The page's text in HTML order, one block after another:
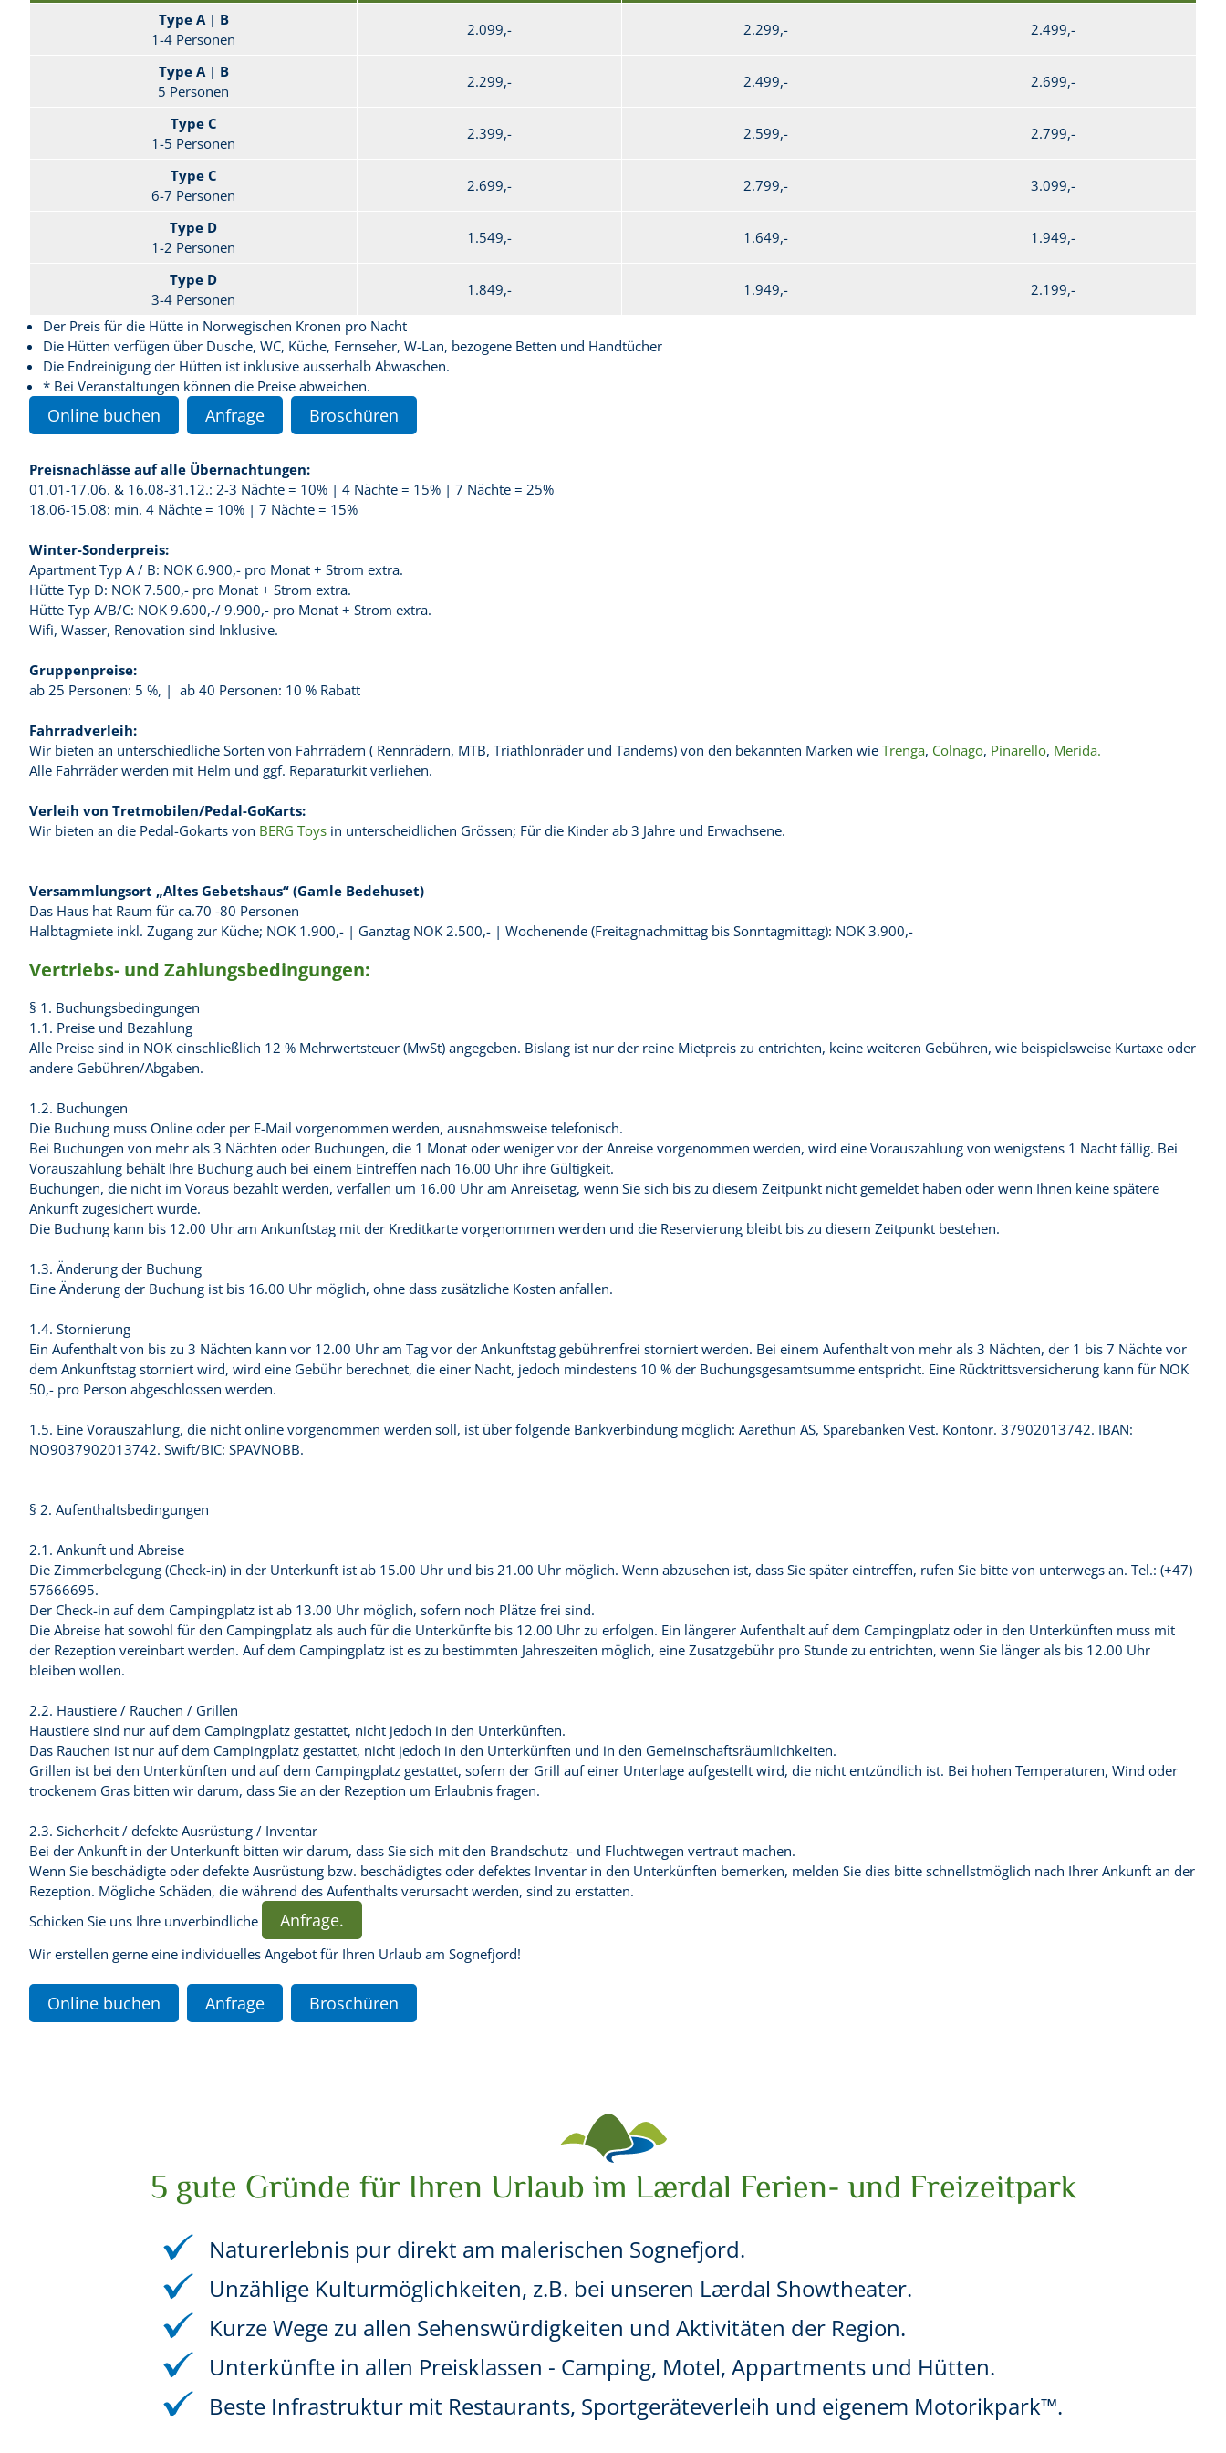
Type A | B
1-4 Personen
2.099,- 2.299,- 2.499,-
Type A | B
5 Personen
2.299,- 2.499,- 2.699,-
Type C
1-5 Personen
2.399,- 2.599,- 2.799,-
Type C
6-7 Personen
2.699,- 2.799,- 3.099,-
Type D
1-2 Personen
1.549,- 1.649,- 1.949,-
Type D
3-4 Personen
1.849,- 1.949,-
2.199,-
Der Preis für die Hütte in Norwegischen Kronen pro Nacht
Die Hütten verfügen über Dusche, WC, Küche, Fernseher, W-Lan, bezogene Betten und Handtücher
Die Endreinigung der Hütten ist inklusive ausserhalb Abwaschen.
* Bei Veranstaltungen können die Preise abweichen.
Online buchen Anfrage Broschüren
Preisnachlässe auf alle Übernachtungen:
01.01-17.06. & 16.08-31.12.: 2-3 Nächte = 10% | 4 Nächte = 15% | 7 Nächte = 25%
18.06-15.08: min. 4 Nächte = 10% | 7 Nächte = 15%
Winter-Sonderpreis:
Apartment Typ A / B: NOK 6.900,- pro Monat + Strom extra.
Hütte Typ D: NOK 7.500,- pro Monat + Strom extra.
Hütte Typ A/B/C: NOK 9.600,-/ 9.900,- pro Monat + Strom extra.
Wifi, Wasser, Renovation sind Inklusive.
Gruppenpreise:
ab 25 Personen: 5 %, | ab 40 Personen: 10 % Rabatt
Fahrradverleih:
Wir bieten an unterschiedliche Sorten von Fahrrädern ( Rennrädern, MTB, Triathlonräder und Tandems) von den bekannten Marken wie Trenga, Colnago, Pinarello, Merida.
Alle Fahrräder werden mit Helm und ggf. Reparaturkit verliehen.
Verleih von Tretmobilen/Pedal-GoKarts:
Wir bieten an die Pedal-Gokarts von BERG Toys in unterscheidlichen Grössen; Für die Kinder ab 3 Jahre und Erwachsene.
Versammlungsort „Altes Gebetshaus“ (Gamle Bedehuset)
Das Haus hat Raum für ca.70 -80 Personen
Halbtagmiete inkl. Zugang zur Küche; NOK 1.900,- | Ganztag NOK 2.500,- | Wochenende (Freitagnachmittag bis Sonntagmittag): NOK 3.900,-
Vertriebs- und Zahlungsbedingungen:
§ 1. Buchungsbedingungen
1.1. Preise und Bezahlung
Alle Preise sind in NOK einschließlich 12 % Mehrwertsteuer (MwSt) angegeben. Bislang ist nur der reine Mietpreis zu entrichten, keine weiteren Gebühren, wie beispielsweise Kurtaxe oder
andere Gebühren/Abgaben.
1.2. Buchungen
Die Buchung muss Online oder per E-Mail vorgenommen werden, ausnahmsweise telefonisch.
Bei Buchungen von mehr als 3 Nächten oder Buchungen, die 1 Monat oder weniger vor der Anreise vorgenommen werden, wird eine Vorauszahlung von wenigstens 1 Nacht fällig. Bei
Vorauszahlung behält Ihre Buchung auch bei einem Eintreffen nach 16.00 Uhr ihre Gültigkeit.
Buchungen, die nicht im Voraus bezahlt werden, verfallen um 16.00 Uhr am Anreisetag, wenn Sie sich bis zu diesem Zeitpunkt nicht gemeldet haben oder wenn Ihnen keine spätere
Ankunft zugesichert wurde.
Die Buchung kann bis 12.00 Uhr am Ankunftstag mit der Kreditkarte vorgenommen werden und die Reservierung bleibt bis zu diesem Zeitpunkt bestehen.
1.3. Änderung der Buchung
Eine Änderung der Buchung ist bis 16.00 Uhr möglich, ohne dass zusätzliche Kosten anfallen.
1.4. Stornierung
Ein Aufenthalt von bis zu 3 Nächten kann vor 12.00 Uhr am Tag vor der Ankunftstag gebührenfrei storniert werden. Bei einem Aufenthalt von mehr als 3 Nächten, der 1 bis 7 Nächte vor
dem Ankunftstag storniert wird, wird eine Gebühr berechnet, die einer Nacht, jedoch mindestens 10 % der Buchungsgesamtsumme entspricht. Eine Rücktrittsversicherung kann für NOK
50,- pro Person abgeschlossen werden.
1.5. Eine Vorauszahlung, die nicht online vorgenommen werden soll, ist über folgende Bankverbindung möglich: Aarethun AS, Sparebanken Vest. Kontonr. 37902013742. IBAN:
NO9037902013742. Swift/BIC: SPAVNOBB.
§ 2. Aufenthaltsbedingungen
2.1. Ankunft und Abreise
Die Zimmerbelegung (Check-in) in der Unterkunft ist ab 15.00 Uhr und bis 21.00 Uhr möglich. Wenn abzusehen ist, dass Sie später eintreffen, rufen Sie bitte von unterwegs an. Tel.: (+47)
57666695.
Der Check-in auf dem Campingplatz ist ab 13.00 Uhr möglich, sofern noch Plätze frei sind.
Die Abreise hat sowohl für den Campingplatz als auch für die Unterkünfte bis 12.00 Uhr zu erfolgen. Ein längerer Aufenthalt auf dem Campingplatz oder in den Unterkünften muss mit
der Rezeption vereinbart werden. Auf dem Campingplatz ist es zu bestimmten Jahreszeiten möglich, eine Zusatzgebühr pro Stunde zu entrichten, wenn Sie länger als bis 12.00 Uhr
bleiben wollen.
2.2. Haustiere / Rauchen / Grillen
Haustiere sind nur auf dem Campingplatz gestattet, nicht jedoch in den Unterkünften.
Das Rauchen ist nur auf dem Campingplatz gestattet, nicht jedoch in den Unterkünften und in den Gemeinschaftsräumlichkeiten.
Grillen ist bei den Unterkünften und auf dem Campingplatz gestattet, sofern der Grill auf einer Unterlage aufgestellt wird, die nicht entzündlich ist. Bei hohen Temperaturen, Wind oder
trockenem Gras bitten wir darum, dass Sie an der Rezeption um Erlaubnis fragen.
2.3. Sicherheit / defekte Ausrüstung / Inventar
Bei der Ankunft in der Unterkunft bitten wir darum, dass Sie sich mit den Brandschutz- und Fluchtwegen vertraut machen.
Wenn Sie beschädigte oder defekte Ausrüstung bzw. beschädigtes oder defektes Inventar in den Unterkünften bemerken, melden Sie dies bitte schnellstmöglich nach Ihrer Ankunft an der
Rezeption. Mögliche Schäden, die während des Aufenthalts verursacht werden, sind zu erstatten.
Schicken Sie uns Ihre unverbindliche
Anfrage.
Wir erstellen gerne eine individuelles Angebot für Ihren Urlaub am Sognefjord!
Online buchen Anfrage Broschüren
5 gute Gründe für Ihren Urlaub im Lærdal Ferien- und Freizeitpark
Naturerlebnis pur direkt am malerischen Sognefjord.
Unzählige Kulturmöglichkeiten, z.B. bei unseren Lærdal Showtheater.
Kurze Wege zu allen Sehenswürdigkeiten und Aktivitäten der Region.
Unterkünfte in allen Preisklassen - Camping, Motel, Appartments und Hütten.
Beste Infrastruktur mit Restaurants, Sportgeräteverleih und eigenem Motorikpark™.